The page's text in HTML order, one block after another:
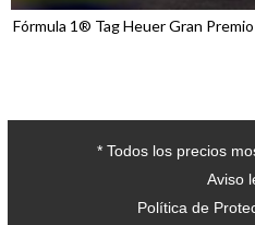
Fórmula 1® Tag Heuer Gran
* Todos los precios
Aviso
Política de